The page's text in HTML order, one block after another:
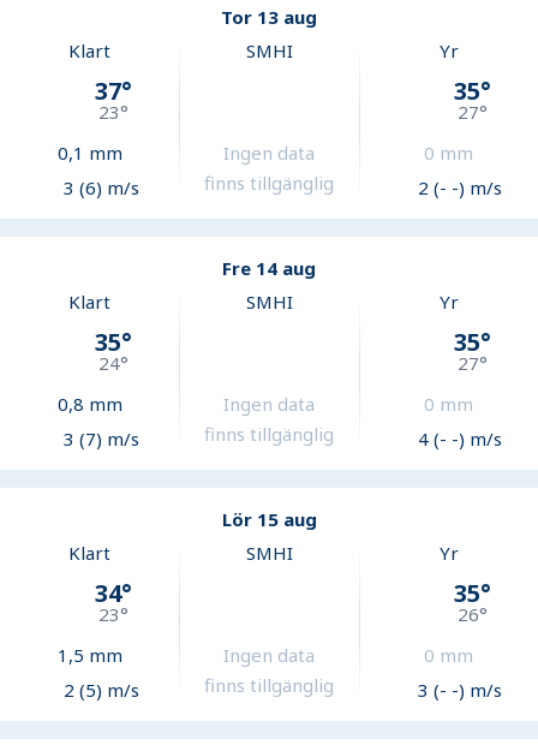
Tor 13 aug
Klart
37°
23°
0,1 mm
3 (6) m/s
SMHI
Ingen data
finns tillgänglig
Yr
35°
27°
0 mm
2 (- -) m/s
Fre 14 aug
Klart
35°
24°
0,8 mm
3 (7) m/s
SMHI
Ingen data
finns tillgänglig
Yr
35°
27°
0 mm
4 (- -) m/s
Lör 15 aug
Klart
34°
23°
1,5 mm
2 (5) m/s
SMHI
Ingen data
finns tillgänglig
Yr
35°
26°
0 mm
3 (- -) m/s